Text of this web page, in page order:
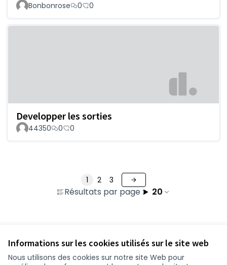
Informations sur les cookies utilisés sur le site web
Nous utilisons des cookies sur notre site Web pour
Bonbonrose 0 0
Developper les sorties
44350 0 0
Résultats par page : 20
1 2 3